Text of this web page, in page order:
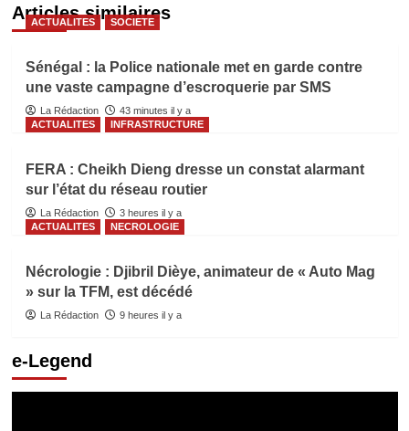
Articles similaires
ACTUALITES SOCIETE
Sénégal : la Police nationale met en garde contre
une vaste campagne d’escroquerie par SMS
La Rédaction
43 minutes il y a
ACTUALITES
INFRASTRUCTURE
FERA : Cheikh Dieng dresse un constat alarmant
sur l’état du réseau routier
La Rédaction
3 heures il y a
ACTUALITES
NECROLOGIE
Nécrologie : Djibril Dièye, animateur de « Auto Mag
» sur la TFM, est décédé
La Rédaction 9 heures il y a
e-Legend